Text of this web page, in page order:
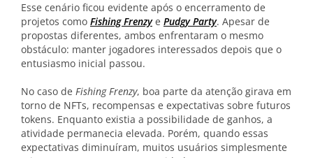
Esse cenário ficou evidente após o encerramento de
projetos como Fishing Frenzye Pudgy Party. Apesar de
propostas diferentes, ambos enfrentaram o mesmo
obstáculo: manter jogadores interessados depois que o
entusiasmo inicial passou.
No caso de Fishing Frenzy, boa parte da atenção girava em
torno de NFTs, recompensas e expectativas sobre futuros
tokens. Enquanto existia a possibilidade de ganhos, a
atividade permanecia elevada. Porém, quando essas
expectativas diminuíram, muitos usuários simplesmente